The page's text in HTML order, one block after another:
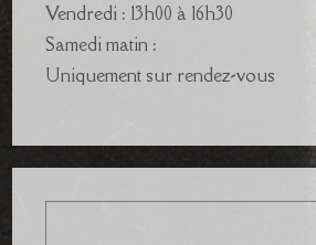
Vendredi : 13h00 à 16h30
Samedi matin :
Uniquement sur rendez-vous